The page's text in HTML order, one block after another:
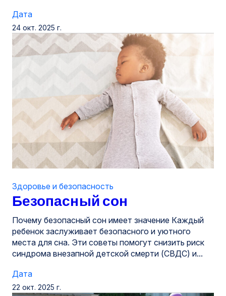
Дата
24 окт. 2025 г.
Безопасный сон
Здоровье и безопасность
Почему безопасный сон имеет значение Каждый
ребенок заслуживает безопасного и уютного
места для сна. Эти советы помогут снизить риск
синдрома внезапной детской смерти (СВДС) и...
Дата
22 окт. 2025 г.